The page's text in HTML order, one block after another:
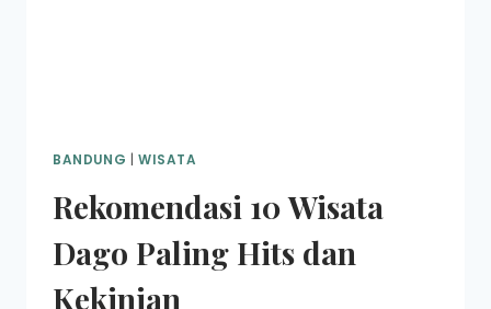
BANDUNG WISATA
Rekomendasi 10 Wisata
Dago Paling Hits dan
Kekinian